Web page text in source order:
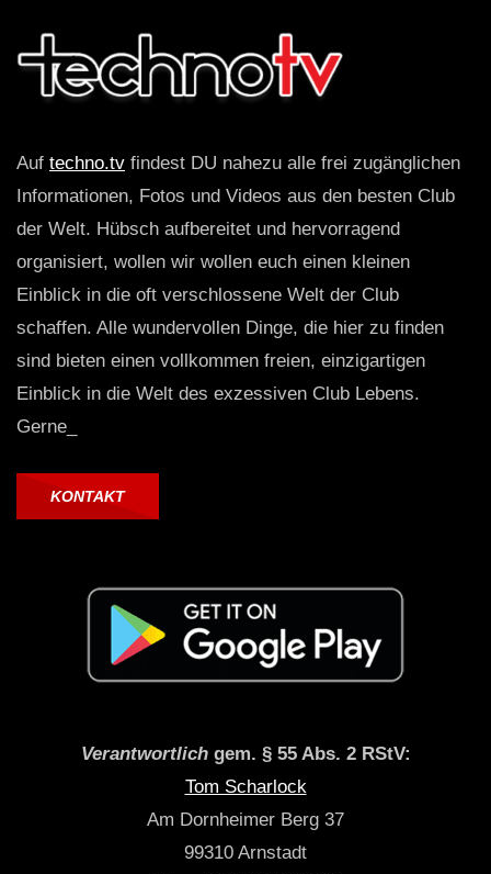
Auf techno.tv findest DU nahezu alle frei zugänglichen
Informationen, Fotos und Videos aus den besten Club
der Welt. Hübsch aufbereitet und hervorragend
organisiert, wollen wir wollen euch einen kleinen
Einblick in die oft verschlossene Welt der Club
schaffen. Alle wundervollen Dinge, die hier zu finden
sind bieten einen vollkommen freien, einzigartigen
Einblick in die Welt des exzessiven Club Lebens.
Gerne_
KONTAKT
Verantwortlichgem. § 55 Abs. 2 RStV:
Tom Scharlock
Am Dornheimer Berg 37
99310 Arnstadt